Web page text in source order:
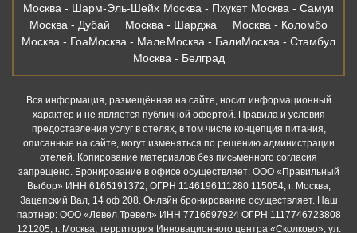
Москва - Шарм-Эль-Шейх Москва - Пхукет Москва - Самуи
Москва - Дубай
Москва - Шарджа
Москва - Коломбо
Москва - ГоаМосква - МалеМосква - БалиМосква - Стамбул
Москва - Белград
Вся информация, размещённая на сайте, носит информационный
характер и не является публичной офертой. Правила и условия
предоставления услуг в отелях, в том числе концепция питания,
описанные на сайте, могут изменяться по решению администрации
отелей. Копирование материалов без письменного согласия
запрещено. Бронирование в офисе осуществляет: ООО «Правильный
Выбор» ИНН 6165191372, ОГРН 1146196111280 115054, г. Москва,
Зацепский Вал, 14 оф 208. Онлвйн бронирование осуществляет. Наш
партнер: ООО «Левел Тревел» ИНН 7716697924 ОГРН 1117746723808
121205, г. Москва, территория Инновационного центра «Сколково», ул.